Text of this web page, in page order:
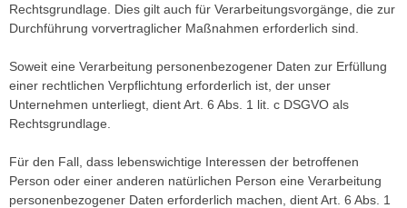
Rechtsgrundlage. Dies gilt auch für Verarbeitungsvorgänge, die zur
Durchführung vorvertraglicher Maßnahmen erforderlich sind.
Soweit eine Verarbeitung personenbezogener Daten zur Erfüllung
einer rechtlichen Verpflichtung erforderlich ist, der unser
Unternehmen unterliegt, dient Art. 6 Abs. 1 lit. c DSGVO als
Rechtsgrundlage.
Für den Fall, dass lebenswichtige Interessen der betroffenen
Person oder einer anderen natürlichen Person eine Verarbeitung
personenbezogener Daten erforderlich machen, dient Art. 6 Abs. 1